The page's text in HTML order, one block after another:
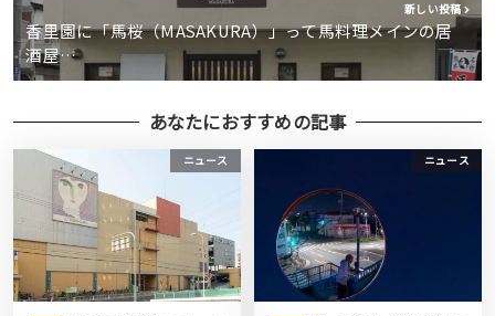
新しい投稿
香里園に「馬桜（MASAKURA）」って馬料理メインの居
酒屋…
あなたにおすすめの記事
ニュース ニュース